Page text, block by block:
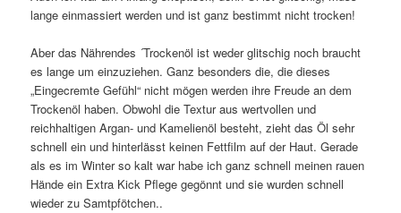
lange einmassiert werden und ist ganz bestimmt nicht trocken!
Aber das Nährendes ´Trockenöl ist weder glitschig noch braucht
es lange um einzuziehen. Ganz besonders die, die dieses
„Eingecremte Gefühl“ nicht mögen werden ihre Freude an dem
Trockenöl haben. Obwohl die Textur aus wertvollen und
reichhaltigen Argan- und Kamelienöl besteht, zieht das Öl sehr
schnell ein und hinterlässt keinen Fettfilm auf der Haut. Gerade
als es im Winter so kalt war habe ich ganz schnell meinen rauen
Hände ein Extra Kick Pflege gegönnt und sie wurden schnell
wieder zu Samtpfötchen..